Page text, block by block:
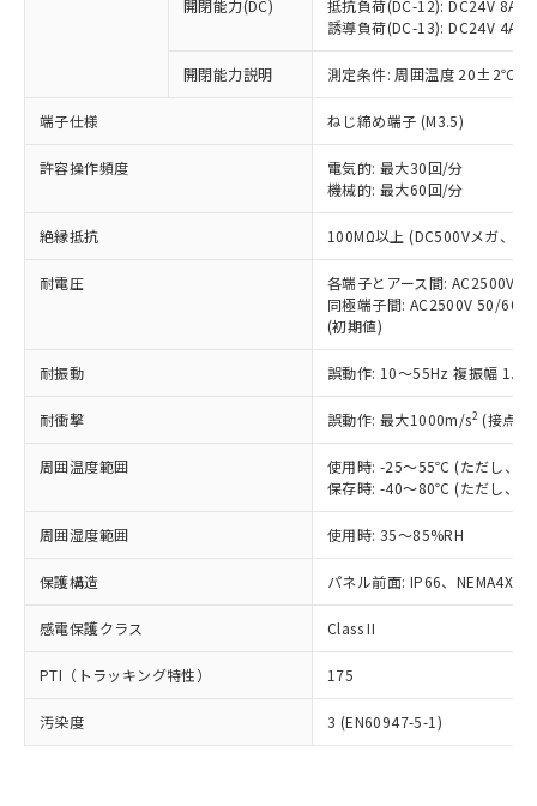
開閉能力(DC)
抵抗負荷(DC-12): DC24V 8A/
誘導負荷(DC-13): DC24V 4A/
開閉能力説明 測定条件: 周囲温度 20±2℃、
端子仕様 ねじ締め端子 (M3.5)
許容操作頻度
電気的: 最大30回/分
機械的: 最大60回/分
絶縁抵抗 100MΩ以上 (DC500Vメガ、点
耐電圧
各端子とアース間: AC2500V
同極端子間: AC2500V 50/
(初期値)
耐振動 誤動作: 10～55Hz 複振幅
耐衝撃 誤動作: 最大1000m/s2 (接点
周囲温度範囲
使用時: -25～55℃ (ただし、氷
保存時: -40～80℃ (ただし、氷
周囲湿度範囲 使用時: 35～85%RH
保護構造 パネル前面: IP66、NEMA4X,
感電保護クラス Class II
PTI（トラッキング特性） 175
汚染度 3 (EN60947-5-1)
ことをご了承ください。
在庫状況および標準価格照会結果は、
記載している更新日時点での社内デー
タに基づき作成されるものであり、閲
覧された時点での実際の在庫および標
準価格とは異なる場合があることをご
正式な納期状況および標準価格はお客
様のお取引先、またはお客様担当のオ
ムロン制御機器販売店・当社販売員に
オムロン制御機器販売店や当社販売拠
販売ネットワーク
」をご確認
在庫状況および標準価格結果を当社の
事前の承諾なく第三者に漏洩または開
示しないようお願いします。
マイパーツ機能（部品リスト作成サー
ビス）をご利用いただくには、I-Web
メンバーズにご登録されている必要が
お客様が当ウェブサイト上で当社にご
登録された部品リストについて、当社
および当社の共同利用者が、当社の製
品・サービスに関するお客様との取
引・商談に必要な範囲で利用すること
をご了承ください。
※当社の共同利用者とは、"個人情報
の「1.共同利
用者の範囲」に記載されている法人を
むを得ず変更することがあります。
*EU RoHS指令（10物質）：
鉛(Pb) 1000ppm以下、 水銀(Hg) 1000ppm以下、 カド
ミウム(Cd) 100ppm以下、
六価クロム(Cr(Ⅵ)) 1000ppm以下、ポリ臭化ビフェニル
類(PBB) 1000ppm以下、ポリ臭化ジフェニルエーテル類
(PBDE) 1000ppm以下、フタル酸ビス(2-エチルヘキシ
ル) (DEHP)(別名：DOP) 1000ppm以下、フタル酸ブチ
(DIBP) 1000ppm以下
但し、RoHS指令で産業用監視および制御機器に対する
フタル酸エステル類の４物質については閾値を超える意
図的な使用がないことを確認しています。
部品在庫の切り替え状況などにより、予定
月が前後することがあります。
※3 非含有証明書ダウンロード
下記の非含有証明書をダウンロードするこ
とができます。
EU RoHS指令（10物質）の非含有証明書
51物質の非含有証明書（当社基準）
※本証明書は発行日時点で非含有を証明す
「－」：未確認です。当社販売部門へお問
*中国RoHS10物質の基準値 (GB/T26572)：
Pb(鉛) :1000ppm、 Hg(水銀) : 1000ppm、 Cd(カドミウ
ニル類) : 1000ppm、 PBDEs(ポリ臭化ジフェニルエーテ
DBP(フタル酸ジブチル) : 1000ppm、 DIBP(フタル酸ジ
イソブチル) : 1000ppm、 BBP(フタル酸ブチルベンジ
ル) : 1000ppm、
DEHP(フタル酸ビス(2-エチルヘキシル)) : 1000ppm
「ｅ」：有害物質（10物質）のすべてが基
準値以下であることを示します。
「10」：通常の使用状況下において有害物
質が外部に漏えいし、環境に深刻な影響を
及ぼさない年数を意味します。
「－」：未確認です。当社販売部門へお問
い合わせください。
当社は、これら貴社製品のうち、外国
為替および外国貿易法に定める商品
（以下｢規制貨物等」という）を輸出
または国外への提供する場合は、日本
国政府の輸出許可(または役務取引許
可)を取得するなどの必要な手続きを
当社は規制貨物を破棄する場合は、完
全に破砕するなど、違法に輸出されな
いよう必要な手段を講じます。
当社は貴社製品を、核兵器、ミサイ
ル、化学兵器、生物兵器またはその他
武器並びにこれらの製造装置等に一切
当社は、貴社製品を第三者に販売する
場合は、上記1、2および3の内容を当
該第三者に通知します。また当社は、
販売先および販売に係わる関係者が違
法に輸出するおそれがある場合は、取
り引きをいたしません。
○ 一定数以上の在庫あり
一定数には満たないが在庫あり
在庫なし(最新の在庫状況につ
いては、お客様のお取引先、ま
たはお客様担当のオムロン制御
機器販売店・当社販売員にご確
白
受注生産機種、また在庫状況の
情報を公開していない機種